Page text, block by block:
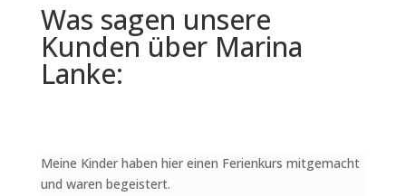
Was sagen unsere
Kunden über Marina
Lanke:
Meine Kinder haben hier einen Ferienkurs mitgemacht
und waren begeistert.